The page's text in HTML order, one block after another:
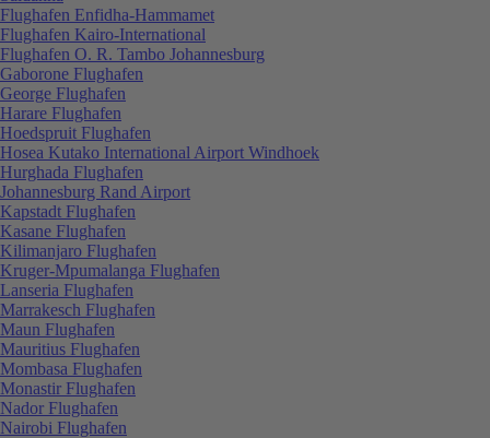
Flughafen Enfidha-Hammamet
Flughafen Kairo-International
Flughafen O. R. Tambo Johannesburg
Gaborone Flughafen
George Flughafen
Harare Flughafen
Hoedspruit Flughafen
Hosea Kutako International Airport Windhoek
Hurghada Flughafen
Johannesburg Rand Airport
Kapstadt Flughafen
Kasane Flughafen
Kilimanjaro Flughafen
Kruger-Mpumalanga Flughafen
Lanseria Flughafen
Marrakesch Flughafen
Maun Flughafen
Mauritius Flughafen
Mombasa Flughafen
Monastir Flughafen
Nador Flughafen
Nairobi Flughafen